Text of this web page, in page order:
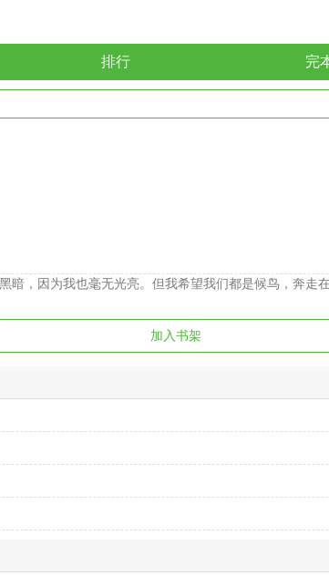
排行 完
暗，因为我也毫无光亮。但我希望我们都是候鸟，奔
加入书架